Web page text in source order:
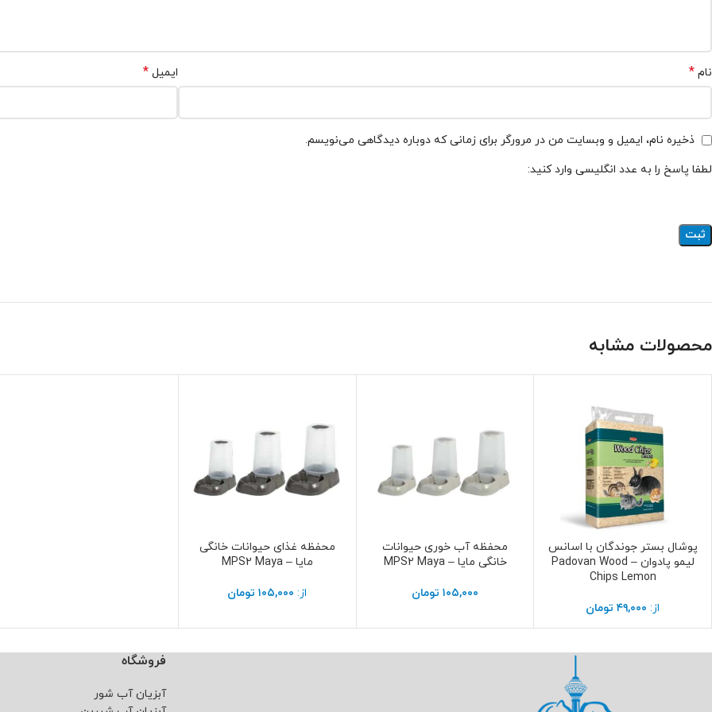
نام * ایمیل *
ذخیره نام، ایمیل و وبسایت من در مرورگر برای زمانی که دوباره دیدگاهی می‌نویسم.
لطفا پاسخ را به عدد انگلیسی وارد کنید:
محصولات مشابه
انتخاب گزینه ها
پوشال بستر جوندگان با اسانس
لیمو پادوان – Padovan Wood
Chips Lemon
از: ۴۹,۰۰۰ تومان
انتخاب گزینه ها
محفظه آب خوری حیوانات
خانگی مایا – MPS2 Maya
۱۰۵,۰۰۰ تومان
انتخاب گزینه ها
محفظه غذای حیوانات خانگی
مایا – MPS2 Maya
از: ۱۰۵,۰۰۰ تومان
فروشگاه
آبزیان آب شور